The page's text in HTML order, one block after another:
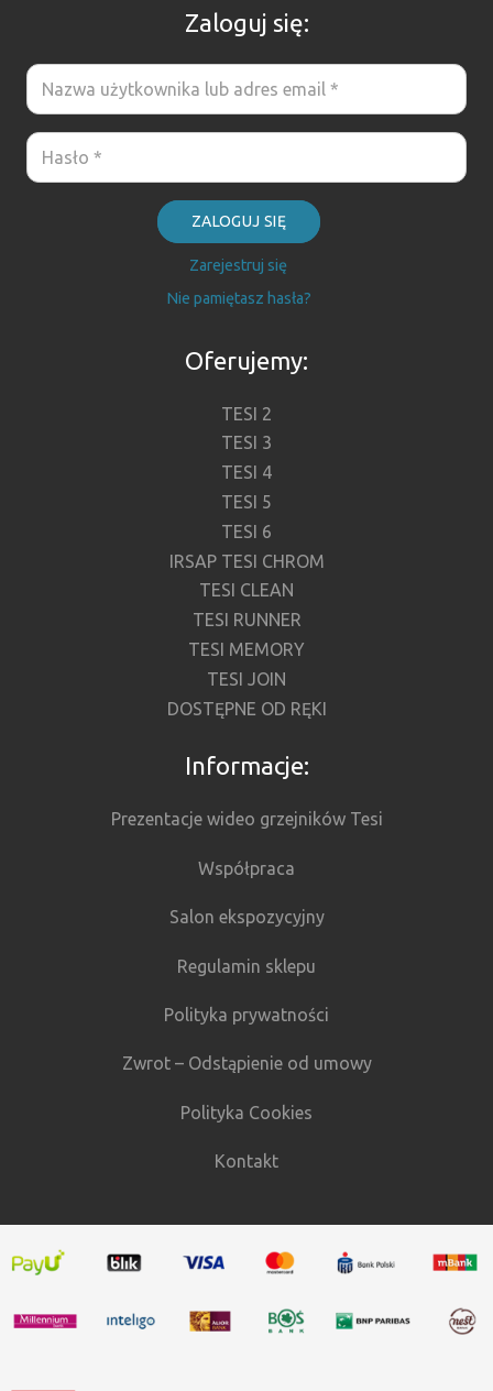
Zaloguj się:
ZALOGUJ SIĘ
Zarejestruj się
Nie pamiętasz hasła?
Oferujemy:
TESI 2
TESI 3
TESI 4
TESI 5
TESI 6
IRSAP TESI CHROM
TESI CLEAN
TESI RUNNER
TESI MEMORY
TESI JOIN
DOSTĘPNE OD RĘKI
Informacje:
Prezentacje wideo grzejników Tesi
Współpraca
Salon ekspozycyjny
Regulamin sklepu
Polityka prywatności
Zwrot – Odstąpienie od umowy
Polityka Cookies
Kontakt